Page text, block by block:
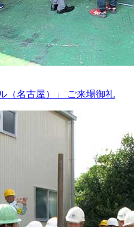
（名古屋）」 ご来場御礼